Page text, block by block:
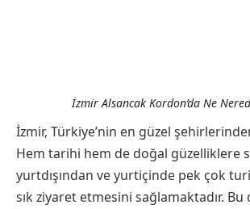
İzmir Alsancak Kordon’da Ne
İzmir, Türkiye’nin en güzel
Hem tarihi hem de doğal güzelliklere
yurtdışından ve yurtiçinde pek çok
sık ziyaret etmesini sağlamaktadır.